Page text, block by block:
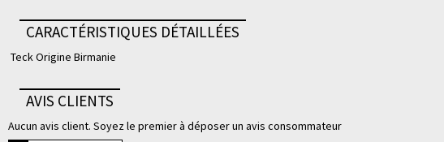
CARACTÉRISTIQUES DÉTAILLÉES
Teck Origine Birmanie
AVIS CLIENTS
Aucun avis client. Soyez le premier à déposer un avis consommateur